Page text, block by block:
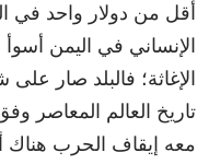
أقل من دولار واحد في
الإنساني في اليمن
الإغاثة؛ فالبلد صار
تاريخ العالم المعاصر
معه إيقاف الحرب هناك